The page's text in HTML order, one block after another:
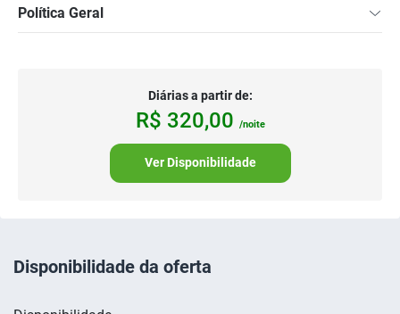
Política Geral
Diárias a partir de:
R$ 320,00 /noite
Ver Disponibilidade
Disponibilidade da oferta